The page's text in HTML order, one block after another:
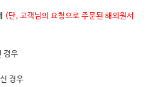
(단, 고객님의 요청으로 주문된 해외원서
경우
경우